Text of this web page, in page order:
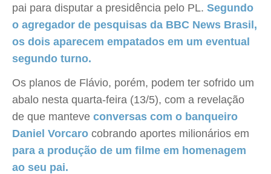
pai para disputar a presidência pelo PL. Segundo
o agregador de pesquisas da BBC News Brasil,
os dois aparecem empatados em um eventual
segundo turno.
Os planos de Flávio, porém, podem ter sofrido um
abalo nesta quarta-feira (13/5), com a revelação
de que manteve conversas com o banqueiro
Daniel Vorcaro cobrando aportes milionários em
para a produção de um filme em homenagem
ao seu pai.